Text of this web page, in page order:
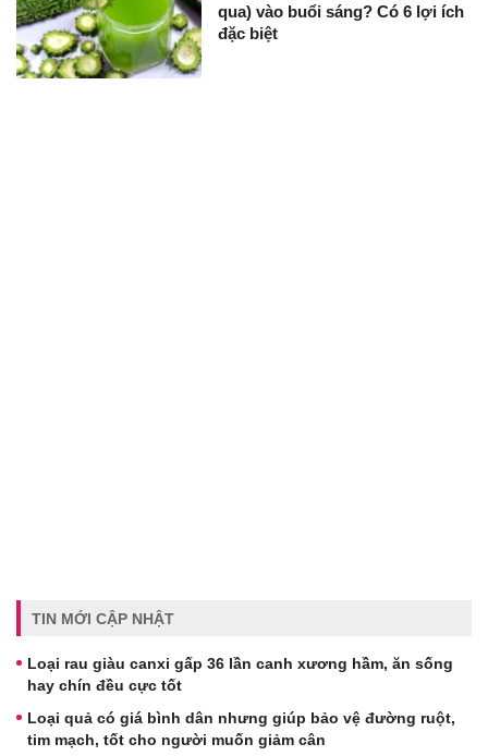
qua) vào buổi sáng? Có 6 lợi ích
đặc biệt
TIN MỚI CẬP NHẬT
Loại rau giàu canxi gấp 36 lần canh xương hầm, ăn sống
hay chín đều cực tốt
Loại quả có giá bình dân nhưng giúp bảo vệ đường ruột,
tim mạch, tốt cho người muốn giảm cân